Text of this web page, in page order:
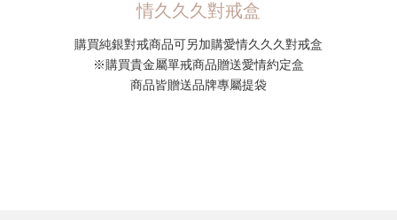
情久久久對戒盒
購買純銀對戒商品可另加購愛情久久久對戒盒
※購買貴金屬單戒商品贈送愛情約定盒
商品皆贈送品牌專屬提袋